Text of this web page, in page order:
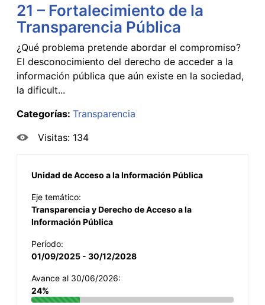
21 – Fortalecimiento de la
Transparencia Pública
¿Qué problema pretende abordar el compromiso?
El desconocimiento del derecho de acceder a la
información pública que aún existe en la sociedad,
la dificult...
Categorías: Transparencia
Visitas: 134
Unidad de Acceso a la Información Pública
Eje temático:
Transparencia y Derecho de Acceso a la
Información Pública
Período:
01/09/2025 - 30/12/2028
Avance al 30/06/2026:
24%